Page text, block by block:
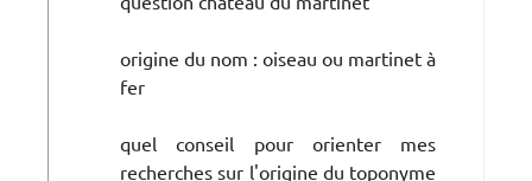
origine du nom : oiseau ou martinet à
fer
quel conseil pour orienter mes
recherches sur l'origine du toponyme